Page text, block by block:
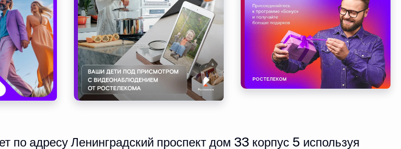
по адресу Ленинградский проспект дом 33 корпус 5 используя